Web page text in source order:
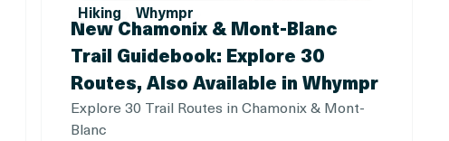
Hiking Whympr
New Chamonix & Mont-Blanc
Trail Guidebook: Explore 30
Routes, Also Available in Whympr
Explore 30 Trail Routes in Chamonix & Mont-
Blanc